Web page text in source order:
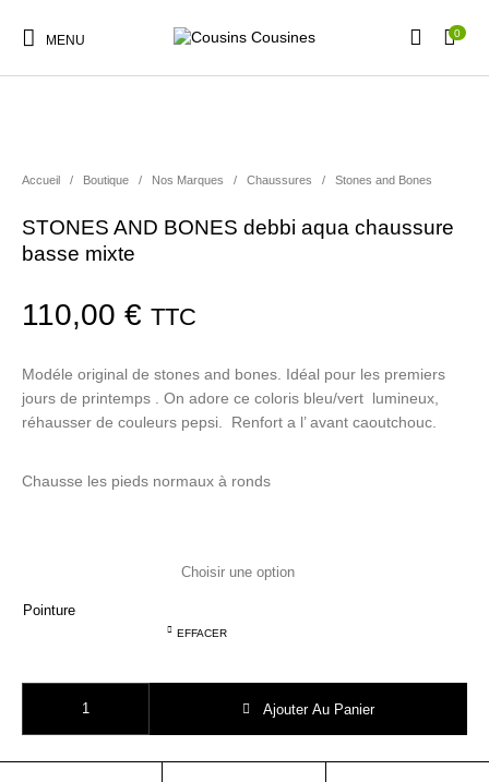
MENU 0
Accueil / Boutique / Nos Marques / Chaussures / Stones and Bones
STONES AND BONES debbi aqua chaussure
basse mixte
110,00€ TTC
Modéle original de stones and bones. Idéal pour les premiers
jours de printemps . On adore ce coloris bleu/vert lumineux,
réhausser de couleurs pepsi. Renfort a l’ avant caoutchouc.
Chausse les pieds normaux à ronds
Pointure
EFFACER
Ajouter Au Panier